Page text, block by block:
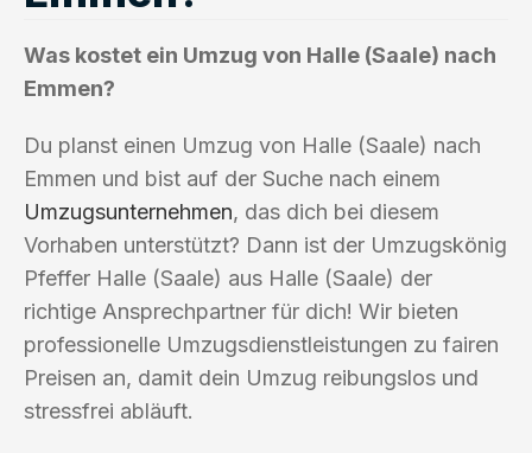
Was kostet ein Umzug von Halle (Saale) nach
Emmen?
Du planst einen Umzug von Halle (Saale) nach
Emmen und bist auf der Suche nach einem
Umzugsunternehmen, das dich bei diesem
Vorhaben unterstützt? Dann ist der Umzugskönig
Pfeffer Halle (Saale) aus Halle (Saale) der
richtige Ansprechpartner für dich! Wir bieten
professionelle Umzugsdienstleistungen zu fairen
Preisen an, damit dein Umzug reibungslos und
stressfrei abläuft.